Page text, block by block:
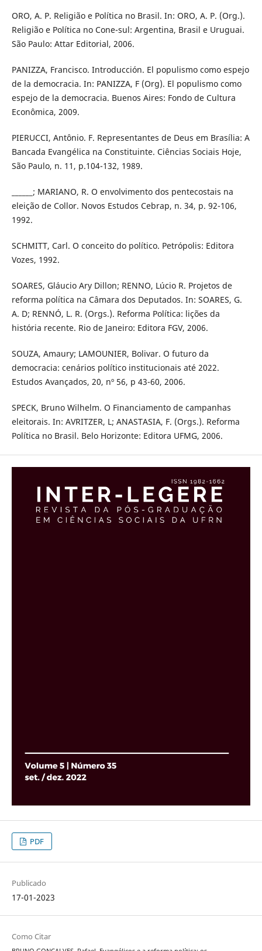
ORO, A. P. Religião e Política no Brasil. In: ORO, A. P. (Org.).
Religião e Política no Cone-sul: Argentina, Brasil e Uruguai.
São Paulo: Attar Editorial, 2006.
PANIZZA, Francisco. Introducción. El populismo como espejo
de la democracia. In: PANIZZA, F (Org). El populismo como
espejo de la democracia. Buenos Aires: Fondo de Cultura
Econômica, 2009.
PIERUCCI, Antônio. F. Representantes de Deus em Brasília: A
Bancada Evangélica na Constituinte. Ciências Sociais Hoje,
São Paulo, n. 11, p.104-132, 1989.
______; MARIANO, R. O envolvimento dos pentecostais na
eleição de Collor. Novos Estudos Cebrap, n. 34, p. 92-106,
1992.
SCHMITT, Carl. O conceito do político. Petrópolis: Editora
Vozes, 1992.
SOARES, Gláucio Ary Dillon; RENNO, Lúcio R. Projetos de
reforma política na Câmara dos Deputados. In: SOARES, G.
A. D; RENNÓ, L. R. (Orgs.). Reforma Política: lições da
história recente. Rio de Janeiro: Editora FGV, 2006.
SOUZA, Amaury; LAMOUNIER, Bolivar. O futuro da
democracia: cenários político institucionais até 2022.
Estudos Avançados, 20, nº 56, p 43-60, 2006.
SPECK, Bruno Wilhelm. O Financiamento de campanhas
eleitorais. In: AVRITZER, L; ANASTASIA, F. (Orgs.). Reforma
Política no Brasil. Belo Horizonte: Editora UFMG, 2006.
PDF
Publicado
17-01-2023
Como Citar